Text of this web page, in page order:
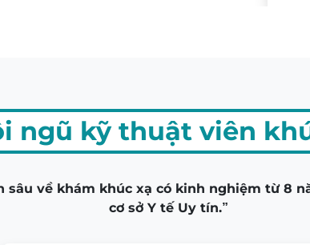
ngũ kỹ thuật viên
sâu về khám khúc xạ có kinh nghiệm từ 8
cơ sở Y tế Uy tín.”